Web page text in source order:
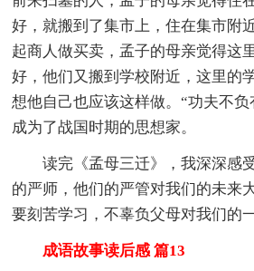
好，就搬到了集市上，住在集市附
起商人做买卖，孟子的母亲觉得这
好，他们又搬到学校附近，这里的
想他自己也应该这样做。“功夫不
成为了战国时期的思想家。
读完《孟母三迁》，我深深
的严师，他们的严管对我们的未来
要刻苦学习，不辜负父母对我们的
成语故事读后感 篇13